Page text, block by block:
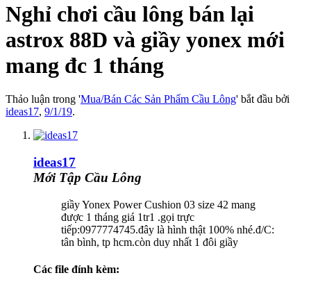
Nghỉ chơi cầu lông bán lại
astrox 88D và giầy yonex mới
mang đc 1 tháng
Thảo luận trong 'Mua/Bán Các Sản Phẩm Cầu Lông' bắt đầu bởi
ideas17, 9/1/19.
ideas17
Mới Tập Cầu Lông
giầy Yonex Power Cushion 03 size 42 mang
được 1 tháng giá 1tr1 .gọi trực
tiếp:0977774745.đây là hình thật 100% nhé.đ/C:
tân bình, tp hcm.còn duy nhất 1 đôi giầy
Các file đính kèm: